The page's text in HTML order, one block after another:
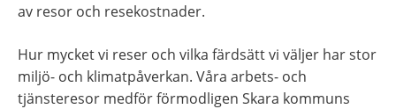
av resor och resekostnader.
Hur mycket vi reser och vilka färdsätt vi väljer har stor
miljö- och klimatpåverkan. Våra arbets- och
tjänsteresor medför förmodligen Skara kommuns